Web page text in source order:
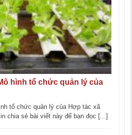
hình tổ chức quản lý của
tổ chức quản lý của Hợp tác xã
chia sẻ bài viết này để bạn đọc [...]